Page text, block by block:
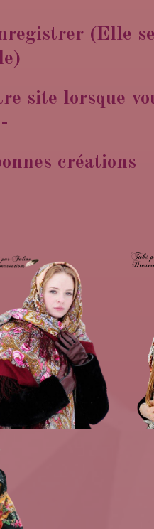
(Elle
site lorsque
créations